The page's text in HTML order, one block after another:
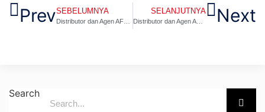
PrevSEBELUMNYA SELANJUTNYA
Distributor dan Agen AFC SOP 100 Subarashii Utsukushhi Gunung Mas Next
Search